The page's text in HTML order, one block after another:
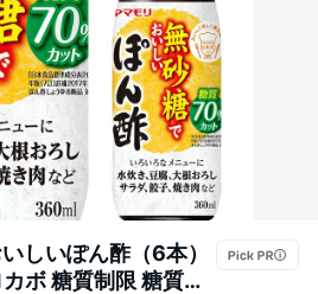
しいぽん酢（6本）
ボ 糖質制限 糖質オ